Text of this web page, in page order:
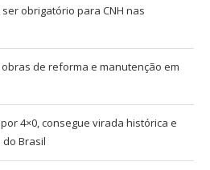
obrigatório para CNH nas
de reforma e manutenção em
4×0, consegue virada histórica e
Brasil